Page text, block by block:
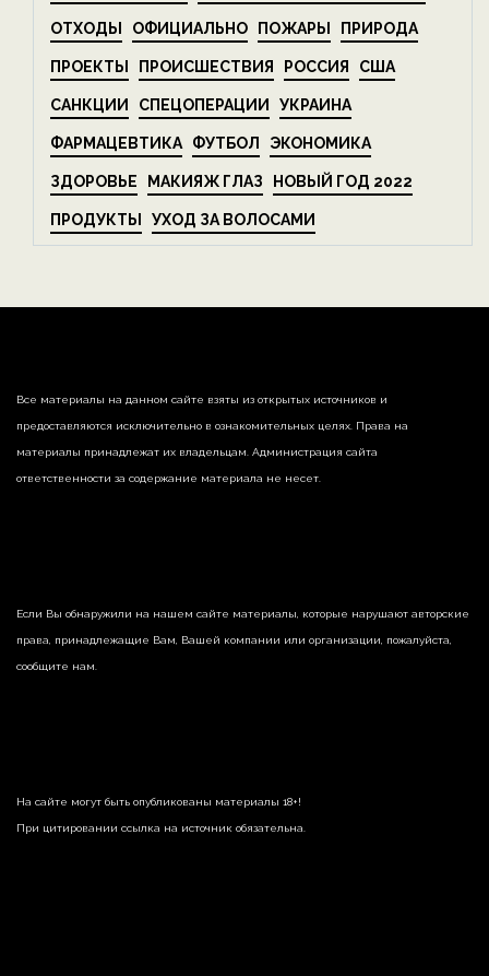
ОТХОДЫ ОФИЦИАЛЬНО ПОЖАРЫ ПРИРОДА
ПРОЕКТЫ ПРОИСШЕСТВИЯ РОССИЯ США
САНКЦИИ СПЕЦОПЕРАЦИИ УКРАИНА
ФАРМАЦЕВТИКА ФУТБОЛ ЭКОНОМИКА
ЗДОРОВЬЕ МАКИЯЖ ГЛАЗ НОВЫЙ ГОД 2022
ПРОДУКТЫ УХОД ЗА ВОЛОСАМИ
Все материалы на данном сайте взяты из открытых источников и
предоставляются исключительно в ознакомительных целях. Права на
материалы принадлежат их владельцам. Администрация сайта
ответственности за содержание материала не несет.
Если Вы обнаружили на нашем сайте материалы, которые нарушают авторские
права, принадлежащие Вам, Вашей компании или организации, пожалуйста,
сообщите нам.
На сайте могут быть опубликованы материалы 18+!
При цитировании ссылка на источник обязательна.